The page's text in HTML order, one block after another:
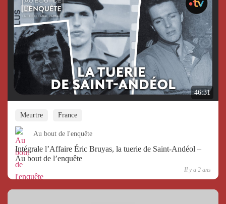
46:31
Meurtre France
Au bout de l'enquête
Intégrale l’Affaire Éric Bruyas, la tuerie de Saint-Andéol –
Au bout de l’enquête
Il y a 2 ans